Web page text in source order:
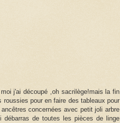
j'ai découpé ,oh sacrilège!mais la fin
pour en faire des tableaux pour
concernées avec petit joli arbre
débarras de toutes les pièces de linge